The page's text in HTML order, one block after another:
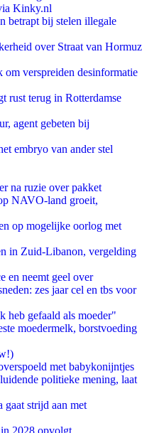
Kinky.nl
betrapt bij stelen illegale
over Straat van Hormuz
verspreiden desinformatie
rust terug in Rotterdamse
agent gebeten bij
embryo van ander stel
na ruzie over pakket
NAVO-land groeit,
op mogelijke oorlog met
in Zuid-Libanon, vergelding
en neemt geel over
zes jaar cel en tbs voor
heb gefaald als moeder"
moedermelk, borstvoeding
met babykonijntjes
politieke mening, laat
strijd aan met
2028 opvolgt